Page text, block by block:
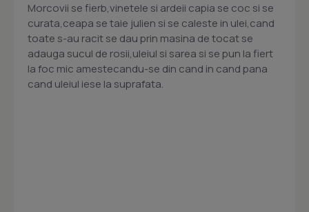
Morcovii se fierb,vinetele si ardeii capia se coc si se
curata,ceapa se taie julien si se caleste in ulei,cand
toate s-au racit se dau prin masina de tocat se
adauga sucul de rosii,uleiul si sarea si se pun la fiert
la foc mic amestecandu-se din cand in cand pana
cand uleiul iese la suprafata.